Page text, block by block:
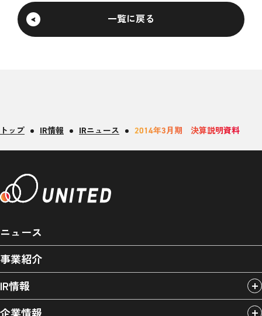
一覧に戻る
トップ IR情報 IRニュース 2014年3月期 決算説明資料
ニュース
事業紹介
IR情報
企業情報